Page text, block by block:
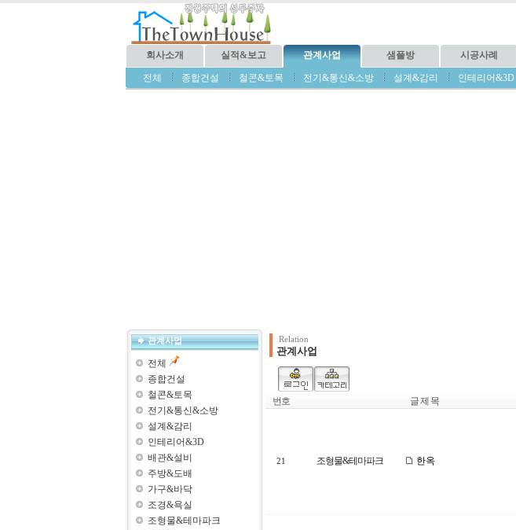
회사소개 실적&보고 관계사업 샘플방 시공사례
전체 종합건설 철콘&토목 전기&통신&소방 설계&감리 인테리어&3D
관계사업
전체
종합건설
철콘&토목
전기&통신&소방
설계&감리
인테리어&3D
배관&설비
주방&도배
가구&바닥
조경&욕실
조형물&테마파크
Relation
관계사업
번호 글 제 목
21 조형물&테마파크 한옥